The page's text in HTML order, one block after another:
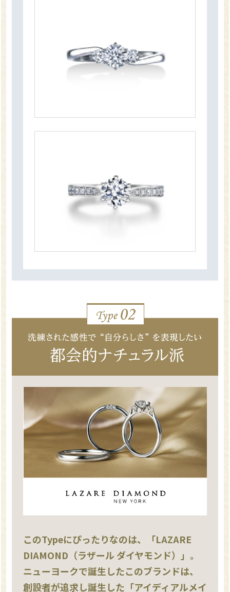
このTypeにぴったりなのは、「LAZARE
DIAMOND（ラザール ダイヤモンド）」。
ニューヨークで誕生したこのブランドは、
創設者が追求し誕生した「アイディアルメイ